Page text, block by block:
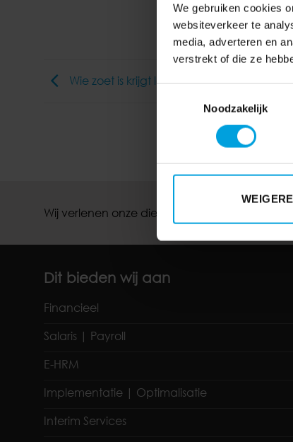
We gebruiken cookies
websiteverkeer te
media, adverteren en
verstrekt of die ze
Noodzakelijk
Wie zoet is krijgt lekkers..
Wij verlenen onze diensten met gebruikmaking
Dit bieden wij aan
Financieel
Salaris | Payroll
E-HRM
Implementatie | Optimalisatie
Interim Services